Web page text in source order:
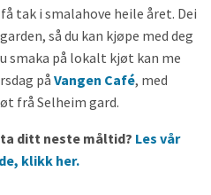
tak i smalahove heile året. Dei
så du kan kjøpe med deg
smaka på lokalt kjøt kan me
på Vangen Café, med
frå Selheim gard.
ta ditt neste måltid? Les vår
klikk her.